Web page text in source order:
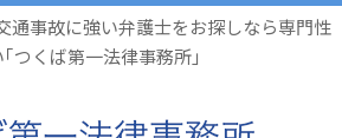
通事故に強い弁護士をお探しなら専門性
つくば第一法律事務所｣